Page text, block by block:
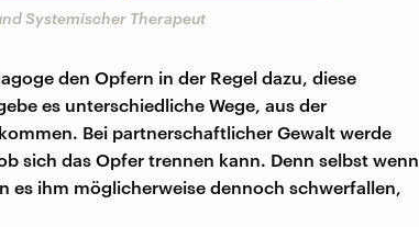
Systemischer Therapeut
den Opfern in der Regel dazu, diese
es unterschiedliche Wege, aus der
Bei partnerschaftlicher Gewalt werde
sich das Opfer trennen kann. Denn selbst wenn
es ihm möglicherweise dennoch schwerfallen,